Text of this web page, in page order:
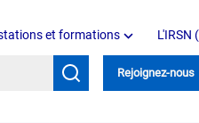
et formations L'IRSN
Rejoignez-nous